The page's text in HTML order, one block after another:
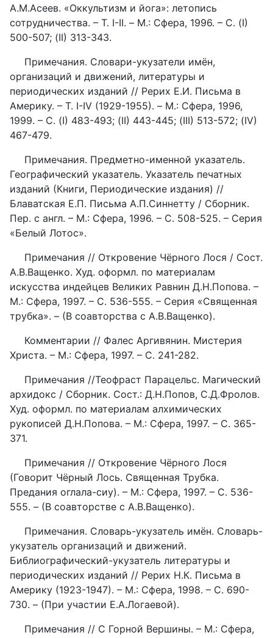
А.М.Асеев. «Оккультизм и йога»: летопись
сотрудничества. – Т. I-II. – М.: Сфера, 1996. – С. (I)
500-507; (II) 313-343.
Примечания. Словари-укузатели имён,
организаций и движений, литературы и
периодических изданий // Рерих Е.И. Письма в
Америку. – Т. I-IV (1929-1955). – М.: Сфера, 1996,
1999. – С. (I) 483-493; (II) 443-445; (III) 513-572; (IV)
467-479.
Примечания. Предметно-именной указатель.
Географический указатель. Указатель печатных
изданий (Книги, Периодические издания) //
Блаватская Е.П. Письма А.П.Синнетту / Сборник.
Пер. с англ. – М.: Сфера, 1996. – С. 508-525. – Серия
«Белый Лотос».
Примечания // Откровение Чёрного Лося / Сост.
А.В.Ващенко. Худ. оформл. по материалам
искусства индейцев Великих Равнин Д.Н.Попова. –
М.: Сфера, 1997. – С. 536-555. – Серия «Священная
трубка». – (В соавторства с А.В.Ващенко).
Комментарии // Фалес Аргивянин. Мистерия
Христа. – М.: Сфера, 1997. – С. 241-282.
Примечания //Теофраст Парацельс. Магический
архидокс / Сборник. Сост.: Д.Н.Попов, С.Д.Фролов.
Худ. оформл. по материалам алхимических
рукописей Д.Н.Попова. – М.: Сфера, 1997. – С. 365-
371.
Примечания // Откровение Чёрного Лося
(Говорит Чёрный Лось. Священная Трубка.
Предания оглала-сиу). – М.: Сфера, 1997. – С. 536-
555. – (В соавторстве с А.В.Ващенко).
Примечания. Словарь-укузатель имён. Словарь-
укузатель организаций и движений.
Библиографический-укузатель литературы и
периодических изданий // Рерих Н.К. Письма в
Америку (1923-1947). – М.: Сфера, 1998. – С. 690-
730. – (При участии Е.А.Логаевой).
Примечания // С Горной Вершины. – М.: Сфера,